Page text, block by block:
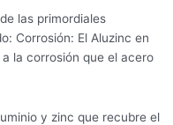
las primordiales
Corrosión: El Aluzinc en
la corrosión que el acero
y zinc que recubre el